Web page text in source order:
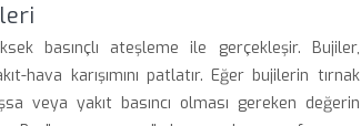
basınçlı ateşleme ile gerçekleşir. Bujiler,
hava karışımını patlatır. Eğer bujilerin tırnak
veya yakıt basıncı olması gereken değerin